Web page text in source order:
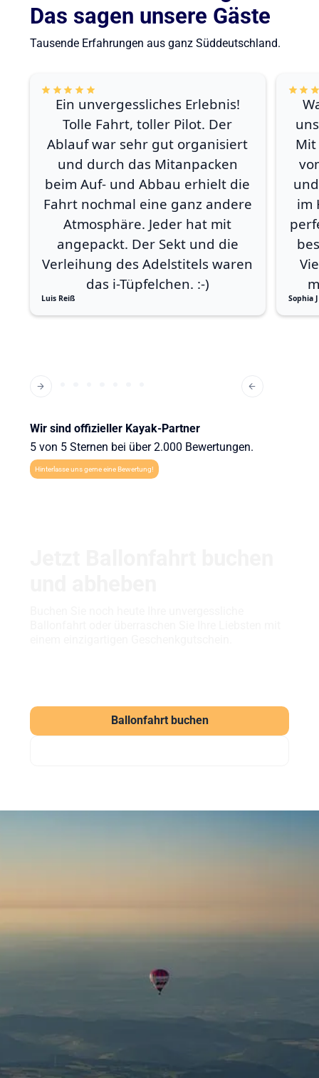
Das sagen unsere Gäste
Tausende Erfahrungen aus ganz Süddeutschland.
Ein unvergessliches Erlebnis!
Tolle Fahrt, toller Pilot. Der
Ablauf war sehr gut organisiert
und durch das Mitanpacken
beim Auf- und Abbau erhielt die
Fahrt nochmal eine ganz andere
Atmosphäre. Jeder hat mit
angepackt. Der Sekt und die
Verleihung des Adelstitels waren
das i-Tüpfelchen. :-)
Luis Reiß
im
Sophia J
Wir sind offizieller Kayak-Partner
5 von 5 Sternen bei über 2.000 Bewertungen.
Hinterlasse uns gerne eine Bewertung!
Ballonfahrt buchen
verschiedene Pakete für unsere Ballonfahrten an,
sehen Sie sich gerne auf der Webseite um.
90 Minuten, das gesamte Erlebnis inklusive
Vorbereitung und Taufe dauert ca. 3-4 Stunden.